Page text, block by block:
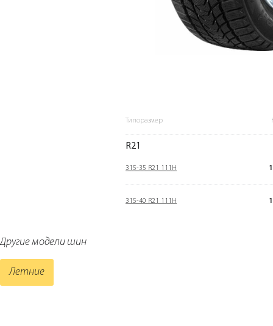
Типоразмер
R21
315-35 R21 111H
315-40 R21 111H
Другие модели шин
Летние